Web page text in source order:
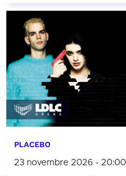
PLACEBO
23 novembre 2026 - 20:00